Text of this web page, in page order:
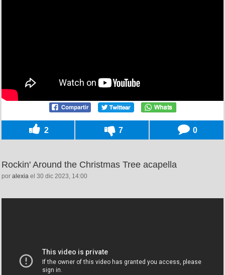
2 7 0
Rockin' Around the Christmas Tree acapella
por alexia el 30 dic 2023, 14:00